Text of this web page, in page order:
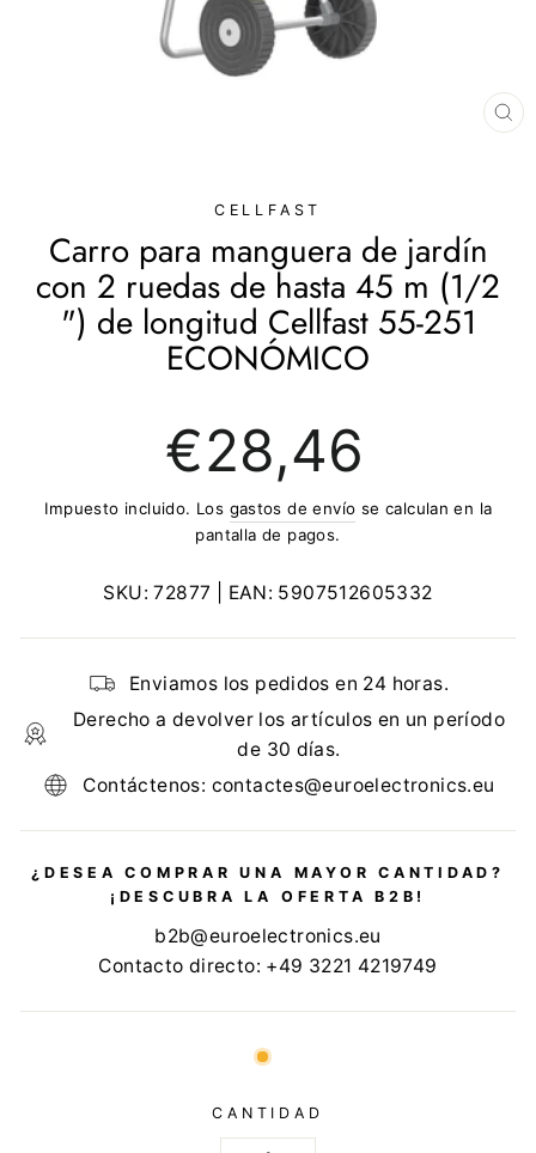
CELLFAST
Carro para manguera de jardín
con 2 ruedas de hasta 45 m (1/2
") de longitud Cellfast 55-251
ECONÓMICO
regular
€28,46
Impuesto incluido. Los gastos de envío se calculan en la
pantalla de pagos.
SKU:72877 | EAN: 5907512605332
Enviamos los pedidos en 24 horas.
Derecho a devolver los artículos en un período
de 30 días.
Contáctenos: contactes@euroelectronics.eu
¿DESEA COMPRAR UNA MAYOR CANTIDAD?
¡DESCUBRA LA OFERTA B2B!
b2b@euroelectronics.eu
Contacto directo: +49 3221 4219749
CANTIDAD